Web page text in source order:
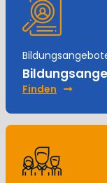
Finden